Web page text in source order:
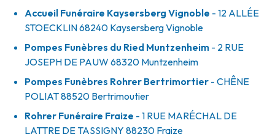
Accueil Funéraire Kaysersberg Vignoble - 12 ALLÉE
STOECKLIN68240 Kaysersberg Vignoble
Pompes Funèbres du Ried Muntzenheim - 2 RUE
JOSEPH DE PAUW 68320 Muntzenheim
Pompes Funèbres Rohrer Bertrimortier - CHÊNE
POLIAT88520 Bertrimoutier
Rohrer Funéraire Fraize - 1 RUE MARÉCHAL DE
LATTRE DE TASSIGNY 88230 Fraize